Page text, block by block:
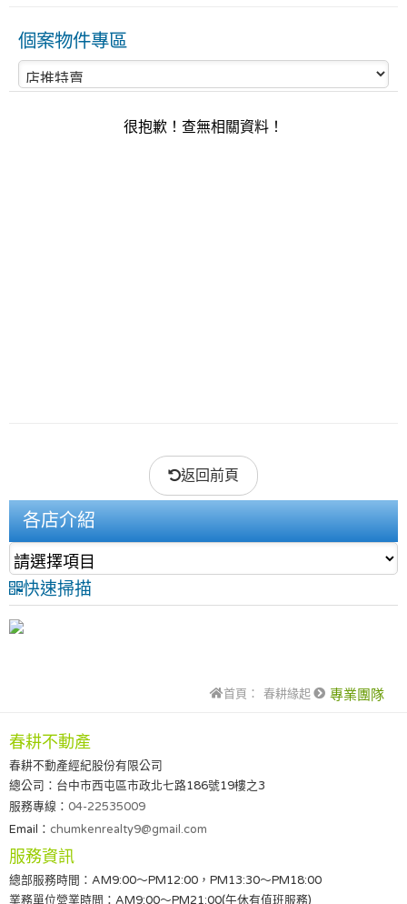
個案物件專區
很抱歉！查無相關資料！
返回前頁
各店介紹
快速掃描
首頁： 春耕緣起 專業團隊
春耕不動產
春耕不動產經紀股份有限公司
總公司：台中市西屯區市政北七路186號19樓之3
服務專線： 04-22535009
Email： chumkenrealty9@gmail.com
服務資訊
總部服務時間：AM9:00～PM12:00，PM13:30～PM18:00
業務單位營業時間：AM9:00～PM21:00(午休有值班服務)